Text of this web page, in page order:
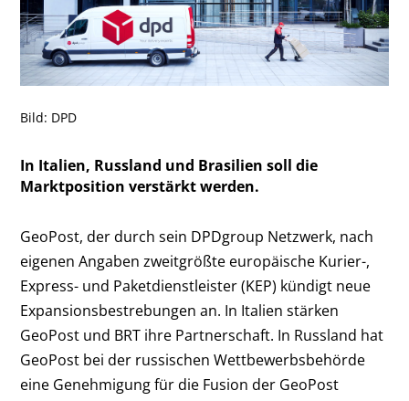
Bild: DPD
In Italien, Russland und Brasilien soll die
Marktposition verstärkt werden.
GeoPost, der durch sein DPDgroup Netzwerk, nach
eigenen Angaben zweitgrößte europäische Kurier-,
Express- und Paketdienstleister (KEP) kündigt neue
Expansionsbestrebungen an. In Italien stärken
GeoPost und BRT ihre Partnerschaft. In Russland hat
GeoPost bei der russischen Wettbewerbsbehörde
eine Genehmigung für die Fusion der GeoPost